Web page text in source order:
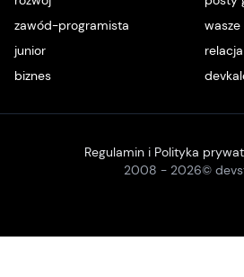
zawód-programista
junior
relacja
biznes
2008 - 2026©
Regulamin i Polityka